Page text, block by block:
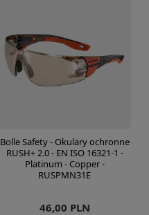
Bolle Safety - Okulary ochronne
RUSH+ 2.0 - EN ISO 16321-1 -
Platinum - Copper -
RUSPMN31E
46,00 PLN